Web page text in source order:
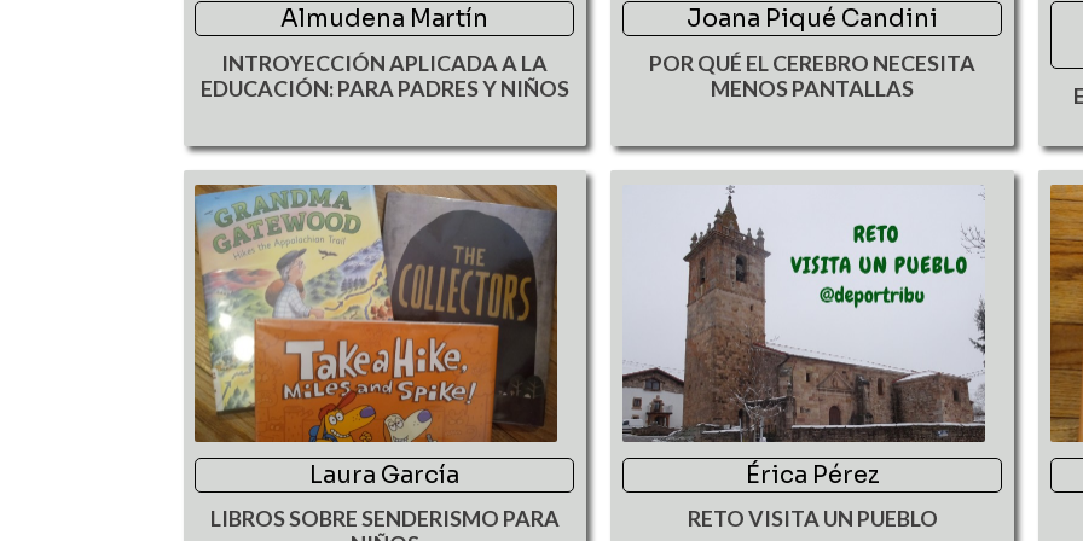
Almudena Martín
INTROYECCIÓN APLICADA A LA
EDUCACIÓN: PARA PADRES Y NIÑOS
Joana Piqué Candini
POR QUÉ EL CEREBRO NECESITA
MENOS PANTALLAS
Laura García
LIBROS SOBRE SENDERISMO PARA
Érica Pérez
RETO VISITA UN PUEBLO